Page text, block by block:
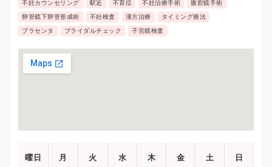
卵管造影、精液検査､ヒューナーテスト、外来での子宮
鏡検査などを行っています。治療としては卵管鏡下卵
不妊カウンセリング 駅近 不育症 不妊治療手術 腹腔鏡手術
卵管鏡下卵管形成術 不妊検査 漢方治療 タイミング療法
プラセンタ ブライダルチェック 子宮鏡検査
曜日 月 火 水 木 金 土 日